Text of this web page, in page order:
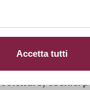
Accetta tutti
imprese di
tecnici